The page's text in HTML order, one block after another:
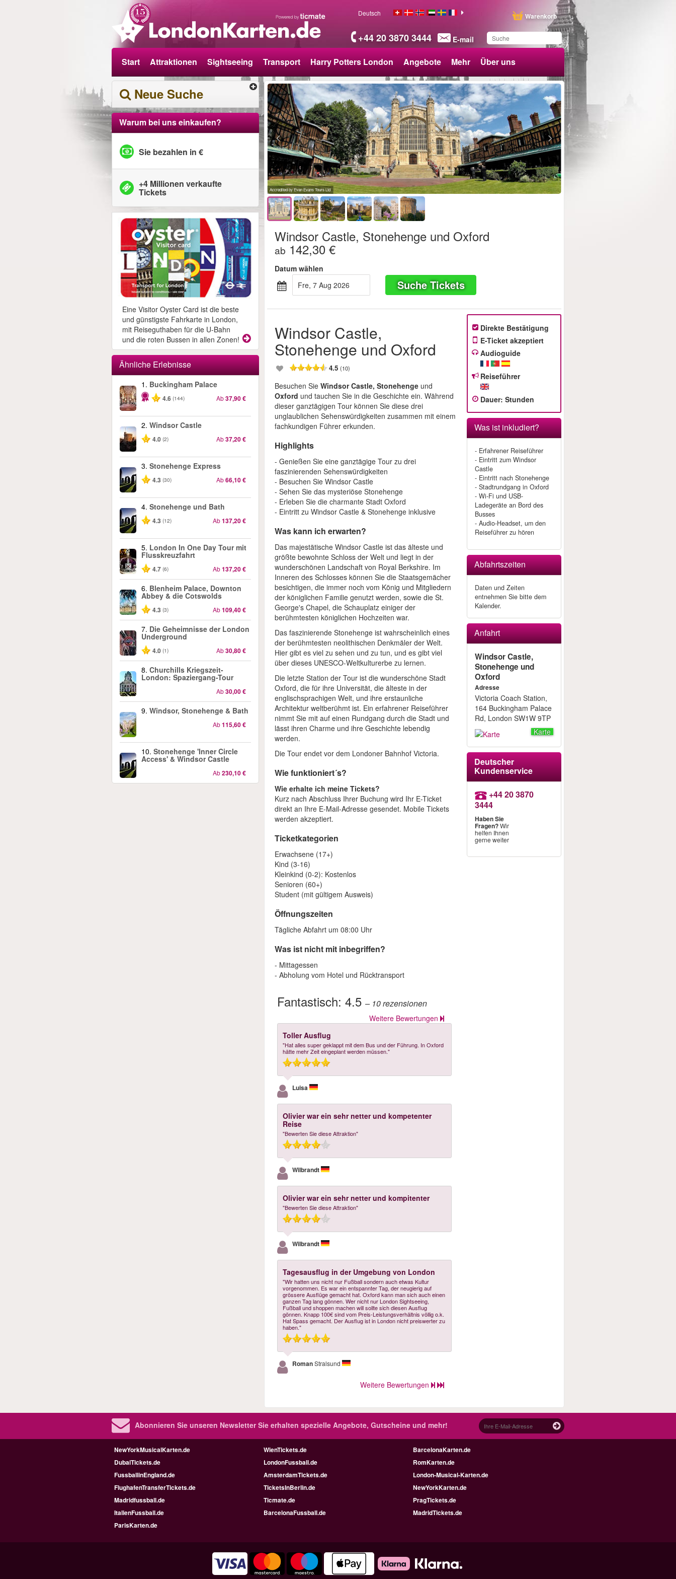
+44 20 3870 3444 E-mail
Warenkorb
Deutsch
Start Attraktionen Sightseeing Transport Harry Potters London Angebote Mehr Über uns
Sie haben dieses
Produkt in Ihrer Liste
gespeichert
Neue Suche
Warum bei uns einkaufen?
Sie bezahlen in €
+4 Millionen verkaufte
Tickets
Eine Visitor Oyster Card ist die beste
und günstigste Fahrkarte in London,
mit Reiseguthaben für die U-Bahn
und die roten Bussen in allen Zonen!
Ähnliche Erlebnisse
1. Buckingham Palace
4.6 (144) Ab37,90 €
2. Windsor Castle
4.0 (2) Ab37,20 €
3. Stonehenge Express
4.3 (30) Ab66,10 €
4. Stonehenge und Bath
4.3 (12) Ab137,20 €
5. London In One Day Tour mit
Flusskreuzfahrt
4.7 (6) Ab137,20 €
6. Blenheim Palace, Downton
Abbey & die Cotswolds
4.3 (3) Ab109,40 €
7. Die Geheimnisse der London
Underground
4.0 (1) Ab30,80 €
8. Churchills Kriegszeit-
London: Spaziergang-Tour
Ab30,00 €
9. Windsor, Stonehenge & Bath
Ab115,60 €
10. Stonehenge 'Inner Circle
Access' & Windsor Castle
Ab230,10 €
Accredited by Evan Evans Tours Ltd
Windsor Castle, Stonehenge und Oxford
ab 142,30 €
Datum wählen
Fre, 7 Aug 2026
Suche Tickets
Windsor Castle,
Stonehenge und Oxford
4.5(10)
Besuchen SieWindsor Castle, Stonehenge und
Oxford und tauchen Sie in die Geschichte ein. Während
dieser ganztägigen Tour können Sie diese drei
unglaublichen Sehenswürdigkeiten zusammen mit einem
fachkundigen Führer erkunden.
Highlights
- Genießen Sie eine ganztägige Tour zu drei
faszinierenden Sehenswürdigkeiten
- Besuchen Sie Windsor Castle
- Sehen Sie das mysteriöse Stonehenge
- Erleben Sie die charmante Stadt Oxford
- Eintritt zu Windsor Castle & Stonehenge inklusive
Was kann ich erwarten?
Das majestätische Windsor Castle ist das älteste und
größte bewohnte Schloss der Welt und liegt in der
wunderschönen Landschaft von Royal Berkshire. Im
Inneren des Schlosses können Sie die Staatsgemächer
besichtigen, die immer noch vom König und Mitgliedern
der königlichen Familie genutzt werden, sowie die St.
George's Chapel, die Schauplatz einiger der
berühmtesten königlichen Hochzeiten war.
Das faszinierende Stonehenge ist wahrscheinlich eines
der berühmtesten neolithischen Denkmäler der Welt.
Hier gibt es viel zu sehen und zu tun, und es gibt viel
über dieses UNESCO-Weltkulturerbe zu lernen.
Die letzte Station der Tour ist die wunderschöne Stadt
Oxford, die für ihre Universität, die älteste in der
englischsprachigen Welt, und ihre erstaunliche
Architektur weltberühmt ist. Ein erfahrener Reiseführer
nimmt Sie mit auf einen Rundgang durch die Stadt und
lässt ihren Charme und ihre Geschichte lebendig
werden.
Die Tour endet vor dem Londoner Bahnhof Victoria.
Wie funktioniert´s?
Wie erhalte ich meine Tickets?
Kurz nach Abschluss Ihrer Buchung wird Ihr E-Ticket
direkt an Ihre E-Mail-Adresse gesendet. Mobile Tickets
werden akzeptiert.
Ticketkategorien
Erwachsene (17+)
Kind (3-16)
Kleinkind (0-2): Kostenlos
Senioren (60+)
Student (mit gültigem Ausweis)
Öffnungszeiten
Tägliche Abfahrt um 08:00 Uhr
Was ist nicht mit inbegriffen?
- Mittagessen
- Abholung vom Hotel und Rücktransport
Fantastisch:4.5– 10rezensionen
Weitere Bewertungen
Toller Ausflug
"Hat alles super geklappt mit dem Bus und der Führung. In Oxford
hätte mehr Zeit eingeplant werden müssen."
Luisa
Olivier war ein sehr netter und kompetenter
Reise
"Bewerten Sie diese Attraktion"
Wilbrandt
Olivier war ein sehr netter und kompitenter
"Bewerten Sie diese Attraktion"
Wilbrandt
Tagesausflug in der Umgebung von London
"Wir hatten uns nicht nur Fußball sondern auch etwas Kultur
vorgenommen. Es war ein entspannter Tag, der neugierig auf
grössere Ausflüge gemacht hat. Oxford kann man sich auch einen
ganzen Tag lang gönnen. Wer nicht nur London Sightseeing,
Fußball und shoppen machen will sollte sich diesen Ausflug
gönnen. Knapp 100€ sind vom Preis-Leistungsverhältnis völlig o.k.
Hat Spass gemacht. Der Ausflug ist in London nicht preiswerter zu
haben."
RomanStralsund
Weitere Bewertungen
Direkte Bestätigung
E-Ticket akzeptiert
Audioguide
Reiseführer
Dauer: Stunden
Was ist inkludiert?
- Erfahrener Reiseführer
- Eintritt zum Windsor
Castle
- Eintritt nach Stonehenge
- Stadtrundgang in Oxford
- Wi-Fi und USB-
Ladegeräte an Bord des
Busses
- Audio-Headset, um den
Reiseführer zu hören
Abfahrtszeiten
Daten und Zeiten
entnehmen Sie bitte dem
Kalender.
Anfahrt
Windsor Castle,
Stonehenge und
Oxford
Adresse
Victoria Coach Station,
164 Buckingham Palace
Rd, London SW1W 9TP
Karte
Deutscher
Kundenservice
+44 20 3870
3444
Haben Sie
Fragen?Wir
helfen Ihnen
gerne weiter
Abonnieren Sie unseren NewsletterSie erhalten spezielle Angebote, Gutscheine und mehr!
NewYorkMusicalKarten.de WienTickets.de
BarcelonaKarten.de
DubaiTickets.de
LondonFussball.de
RomKarten.de
FussballinEngland.de
AmsterdamTickets.de
London-Musical-Karten.de
FlughafenTransferTickets.de
TicketsInBerlin.de
NewYorkKarten.de
Madridfussball.de
Ticmate.de
PragTickets.de
ItalienFussball.de
BarcelonaFussball.de
MadridTickets.de
ParisKarten.de